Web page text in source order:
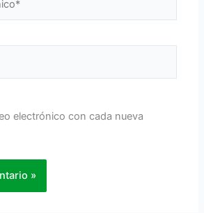
electrónico con cada nueva